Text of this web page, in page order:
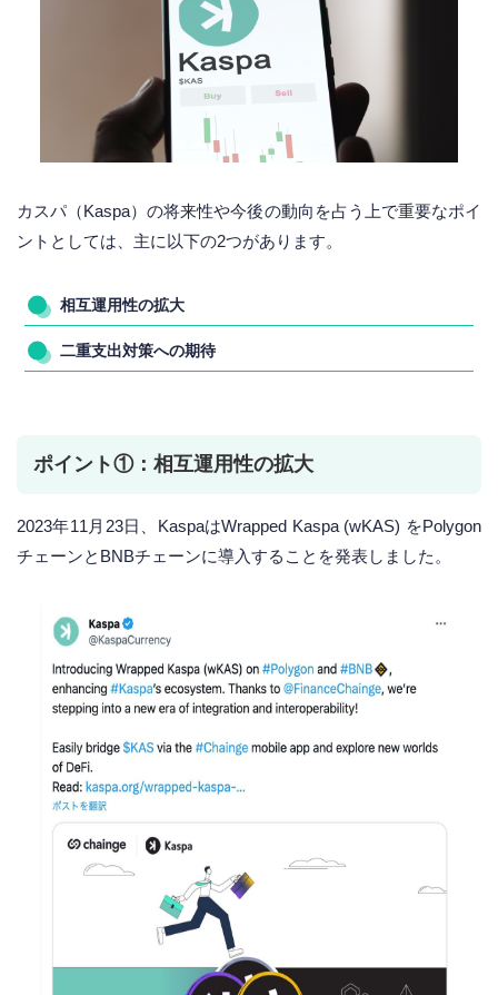
カスパ（Kaspa）の将来性や今後の動向を占う上で重要なポイ
ントとしては、主に以下の2つがあります。
相互運用性の拡大
二重支出対策への期待
ポイント①：相互運用性の拡大
2023年11月23日、KaspaはWrapped Kaspa (wKAS) をPolygon
チェーンとBNBチェーンに導入することを発表しました。